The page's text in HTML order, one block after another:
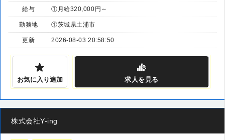
給与 ①月給320,000円～
勤務地 ①茨城県土浦市
更新 2026-08-03 20:58:50
お気に入り追加 求人を見る
株式会社Y-ing